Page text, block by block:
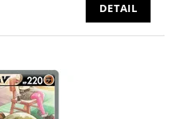
DETAIL